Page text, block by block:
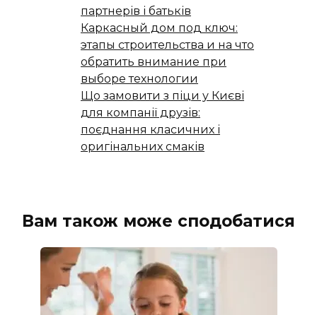
партнерів і батьків
Каркасный дом под ключ:
этапы строительства и на что
обратить внимание при
выборе технологии
Що замовити з піци у Києві
для компанії друзів:
поєднання класичних і
оригінальних смаків
Вам також може сподобатися